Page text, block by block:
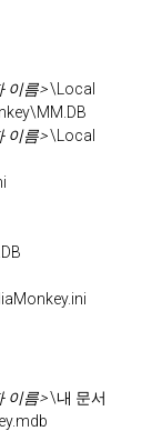
이름>\Local
이름>\Local
이름>\내 문서